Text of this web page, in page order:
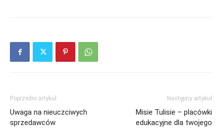
Poprzedni artykuł
Uwaga na nieuczciwych
sprzedawców
Następny artykuł
Misie Tulisie – placówki
edukacyjne dla twojego